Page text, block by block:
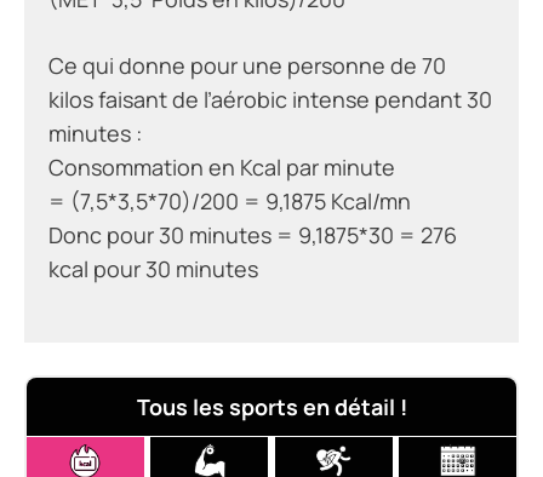
Ce qui donne pour une personne de 70
kilos faisant de l’aérobic intense pendant 30
minutes :
Consommation en Kcal par minute
= (7,5*3,5*70)/200 = 9,1875 Kcal/mn
Donc pour 30 minutes = 9,1875*30 = 276
kcal pour 30 minutes
Tous les sports en détail !